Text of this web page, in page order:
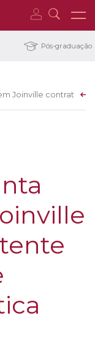
Pós-graduação
Joinville contrata